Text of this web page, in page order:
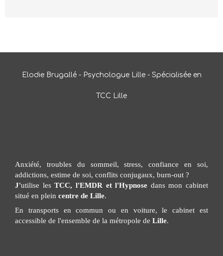
Elodie Brugallé - Psychologue Lille - Spécialisée en
TCC Lille
Anxiété, troubles du sommeil, stress, confiance en soi,
addictions, estime de soi, conflits conjugaux, burn-out ?
J'utilise lesTCC, l'EMDR et l'Hypnose dans mon cabinet
situé en plein centre de Lille.
En transports en commun ou en voiture, le cabinet est
accessible de l'ensemble de la métropole de Lille.